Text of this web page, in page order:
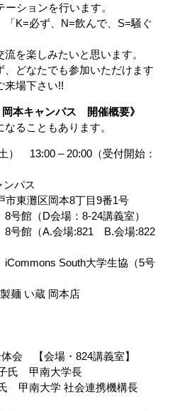
ションを行います。
「K=必ず、N=飲んで、S=騒ぐ
を楽しみたいと思います。
、どなたでも参加いただけます
来場下さい!!
岡本キャンパス 開催概要》
こともあります。
） 13:00 – 20:00（受付開始：
パス
区岡本8丁目9番1号
会場：8-24講義室）
（A.会場:821 B.会場:822
South大学生協（5号
い蔵 岡本店
【会場・824講義室】
甲南大学長
南大学 社会連携機構長